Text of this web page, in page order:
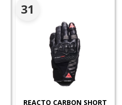
31
REACTO CARBON SHORT